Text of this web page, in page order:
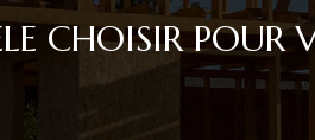
CHOISIR POUR